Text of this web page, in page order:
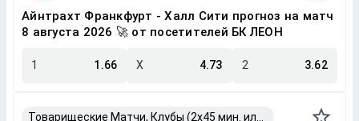
Айнтрахт Франкфурт - Халл Сити прогноз на матч
8 августа 2026 🚀 от посетителей БК ЛЕОН
1 1.66 X 4.73 2 3.62